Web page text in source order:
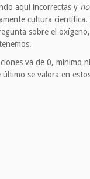
aquí incorrectas y
cultura
sobre el
va de 0, mínimo
se valora en